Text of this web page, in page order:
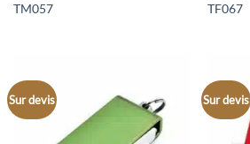
TM057 TF067
Sur devis Sur devis